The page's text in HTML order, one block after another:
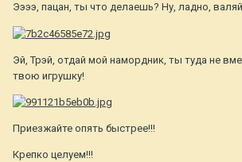
Ээээ, пацан, ты что делаешь? Ну, ладно,
Эй, Трэй, отдай мой намордник, ты туда не
твою игрушку!
Приезжайте опять быстрее!!!
Крепко целуем!!!